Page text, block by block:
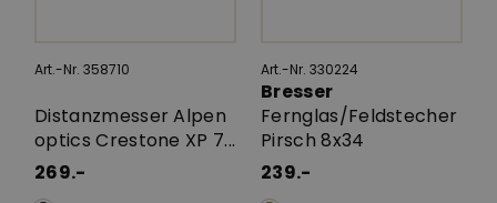
Art.-Nr. 358710
Distanzmesser Alpen
optics Crestone XP 7...
269.-
Art.-Nr. 330224
Bresser
Fernglas/Feldstecher
Pirsch 8x34
239.-